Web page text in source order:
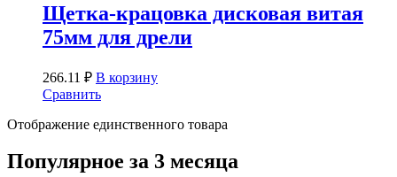
Щетка-крацовка дисковая витая
75мм для дрели
266.11 ₽ В корзину
Сравнить
Отображение единственного товара
Популярное за 3 месяца